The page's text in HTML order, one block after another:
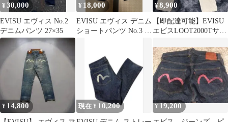
¥30,000
EVISU エヴィス No.2
デニムパンツ 27×35
¥ 18,000
EVISU エヴィス デニム
ショートパンツ No.3 30
¥8,900
【即配達可能】EVISU
エビスLOOT2000Tサイ
ム
¥ 14,800 現在 ¥ 10,200 ¥19,200